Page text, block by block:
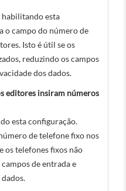
habilitando esta
o campo do número de
Isto é útil se os
reduzindo os campos
dos dados.
editores insiram números
esta configuração.
de telefone fixo nos
os telefones fixos não
de entrada e